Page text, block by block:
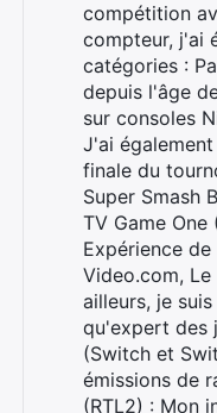
compétition
compteur, j'ai
catégories :
depuis l'âge
sur consoles
J'ai
finale du
Super Smash
TV Game One
Expérience
Video.com, Le
ailleurs, je
qu'expert des
(Switch et
émissions de
(RTL2) : Mon